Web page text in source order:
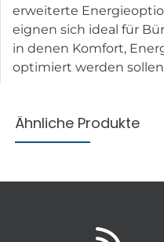
erweiterte
eignen sich ideal für
in denen Komfort,
optimiert werden
Ähnliche Produkte